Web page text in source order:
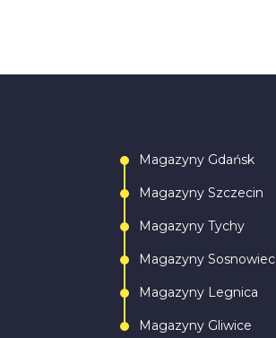
Magazyny Gdańsk
Magazyny Szczecin
Magazyny Tychy
Magazyny Sosnowiec
Magazyny Legnica
Magazyny Gliwice